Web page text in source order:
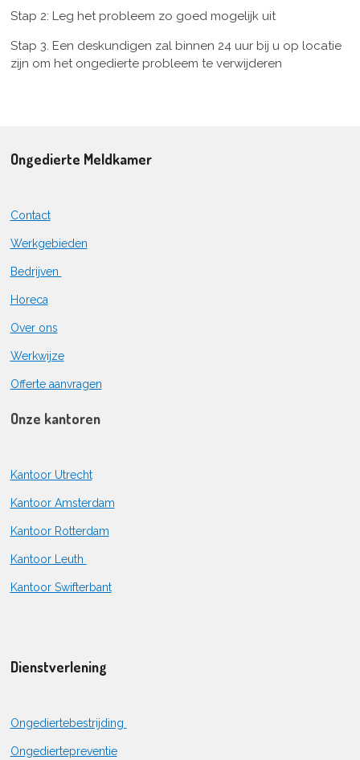
Stap 2: Leg het probleem zo goed mogelijk uit
Stap 3. Een deskundigen zal binnen 24 uur bij u op locatie
zijn om het ongedierte probleem te verwijderen
Ongedierte Meldkamer
Contact
Werkgebieden
Bedrijven
Horeca
Over ons
Werkwijze
Offerte aanvragen
Onze kantoren
Kantoor Utrecht
Kantoor Amsterdam
Kantoor Rotterdam
Kantoor Leuth
Kantoor Swifterbant
Dienstverlening
Ongediertebestrijding
Ongediertepreventie